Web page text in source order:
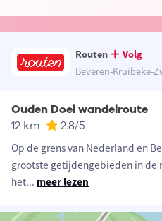
Routen
Volg
Beveren-Kruibeke-
Ouden Doel wandelroute
12 km 2.8/5
Op de grens van Nederland en
grootste getijdengebieden in de
het... meer lezen